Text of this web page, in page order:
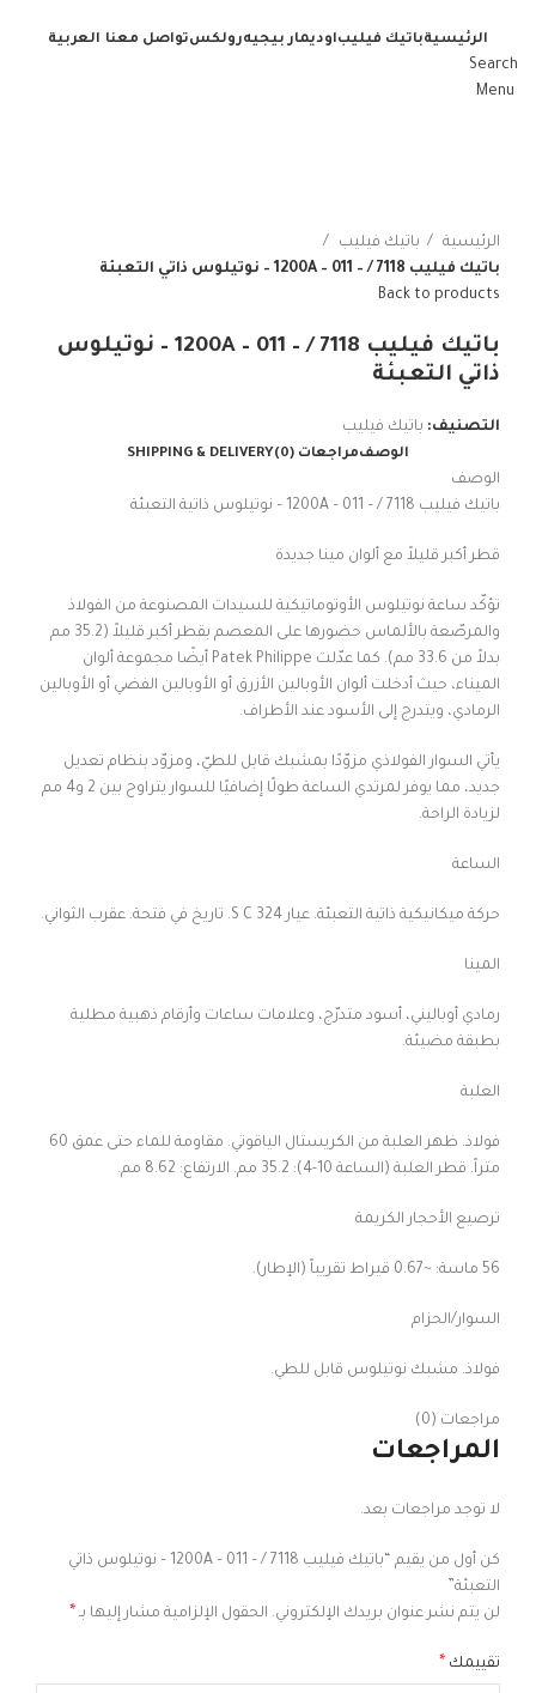
الرئيسيةباتيك فيليباوديمار بيجيهرولكستواصل معنا العربية
Search
Menu
الرئيسية
باتيك فيليب
باتيك فيليب 7118 / – 1200A – 011 – نوتيلوس ذاتي التعبئة
Back to products
باتيك فيليب 7118 / – 1200A – 011 – نوتيلوس
ذاتي التعبئة
التصنيف: باتيك فيليب
الوصفمراجعات (0) SHIPPING & DELIVERY
الوصف
باتيك فيليب 7118 / – 1200A – 011 – نوتيلوس ذاتية التعبئة
قطر أكبر قليلاً مع ألوان مينا جديدة
تؤكّد ساعة نوتيلوس الأوتوماتيكية للسيدات المصنوعة من الفولاذ
والمرصّعة بالألماس حضورها على المعصم بقطر أكبر قليلاً (35.2 مم
بدلاً من 33.6 مم). كما عدّلت Patek Philippe أيضًا مجموعة ألوان
الميناء، حيث أدخلت ألوان الأوبالين الأزرق أو الأوبالين الفضي أو الأوبالين
الرمادي، ويتدرج إلى الأسود عند الأطراف.
يأتي السوار الفولاذي مزوّدًا بمشبك قابل للطيّ، ومزوّد بنظام تعديل
جديد، مما يوفر لمرتدي الساعة طولًا إضافيًا للسوار يتراوح بين 2 و4 مم
لزيادة الراحة.
الساعة
حركة ميكانيكية ذاتية التعبئة. عيار 324 S C. تاريخ في فتحة. عقرب الثواني.
المينا
رمادي أوباليني، أسود متدرّج، وعلامات ساعات وأرقام ذهبية مطلية
بطبقة مضيئة.
العلبة
فولاذ. ظهر العلبة من الكريستال الياقوتي. مقاومة للماء حتى عمق 60
متراً. قطر العلبة (الساعة 10-4): 35.2 مم. الارتفاع: 8.62 مم.
ترصيع الأحجار الكريمة
56 ماسة: ~0.67 قيراط تقريباً (الإطار).
السوار/الحزام
فولاذ. مشبك نوتيلوس قابل للطي.
مراجعات (0)
المراجعات
لا توجد مراجعات بعد.
كن أول من يقيم “باتيك فيليب 7118 / – 1200A – 011 – نوتيلوس ذاتي
التعبئة”
لن يتم نشر عنوان بريدك الإلكتروني. الحقول الإلزامية مشار إليها بـ *
تقييمك *